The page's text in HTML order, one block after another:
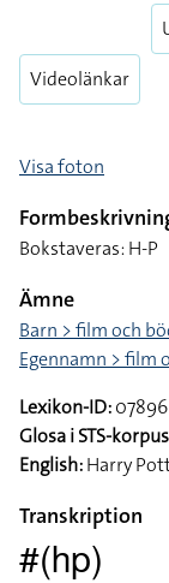
Videolänkar
Visa foton
Bokstaveras: H-P
Ämne
Barn > film och
Egennamn > film
Lexikon-ID:07896
Glosa i STS-
English:Harry
Transkription
#(hp)